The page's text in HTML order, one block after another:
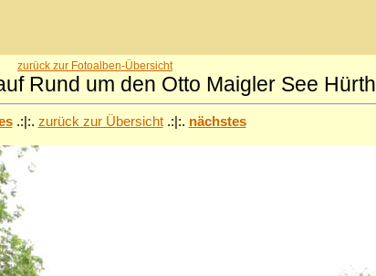
zurück zur Fotoalben-Übersicht
Rund um den Otto Maigler See Hürth
.:|:. zurück zur Übersicht.:|:. nächstes